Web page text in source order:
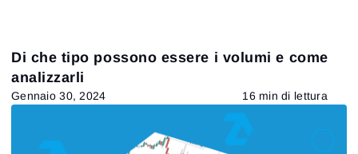
Di che tipo possono essere i volumi e come
analizzarli
Gennaio 30, 2024 16 min di lettura